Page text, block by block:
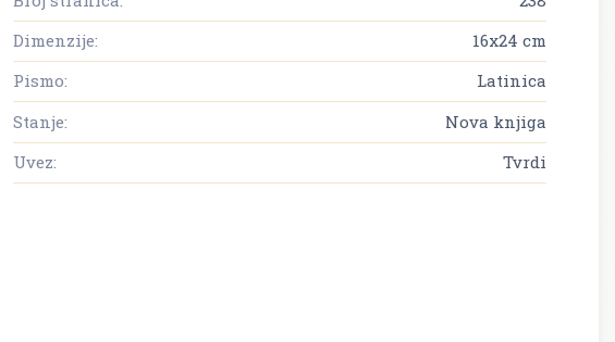
Dimenzije:
16x24 cm
Pismo:
Latinica
Stanje:
Nova knjiga
Uvez:
Tvrdi